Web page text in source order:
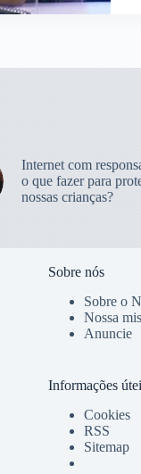
Internet com
o que fazer para
nossas crianças?
Sobre nós
Sobre o
Nossa
Anuncie
Informações
Cookies
RSS
Sitemap